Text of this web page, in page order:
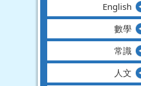
English
數學
常識
人文